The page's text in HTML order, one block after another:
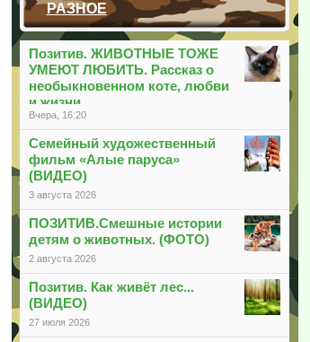
РАЗНОЕ
Позитив. ЖИВОТНЫЕ ТОЖЕ
УМЕЮТ ЛЮБИТЬ. Рассказ о
необыкновенном коте, любви
и жизни
Вчера, 16:20
Семейный художественный
фильм «Алые паруса»
(ВИДЕО)
3 августа 2026
ПОЗИТИВ.Смешные истории
детям о животных. (ФОТО)
2 августа 2026
Позитив. Как живёт лес...
(ВИДЕО)
27 июля 2026